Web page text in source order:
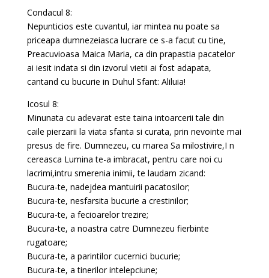
Condacul 8:
Nepunticios este cuvantul, iar mintea nu poate sa
priceapa dumnezeiasca lucrare ce s-a facut cu tine,
Preacuvioasa Maica Maria, ca din prapastia pacatelor
ai iesit indata si din izvorul vietii ai fost adapata,
cantand cu bucurie in Duhul Sfant: Aliluia!
Icosul 8:
Minunata cu adevarat este taina intoarcerii tale din
caile pierzarii la viata sfanta si curata, prin nevointe mai
presus de fire. Dumnezeu, cu marea Sa milostivire,I n
cereasca Lumina te-a imbracat, pentru care noi cu
lacrimi,intru smerenia inimii, te laudam zicand:
Bucura-te, nadejdea mantuirii pacatosilor;
Bucura-te, nesfarsita bucurie a crestinilor;
Bucura-te, a fecioarelor trezire;
Bucura-te, a noastra catre Dumnezeu fierbinte
rugatoare;
Bucura-te, a parintilor cucernici bucurie;
Bucura-te, a tinerilor intelepciune;